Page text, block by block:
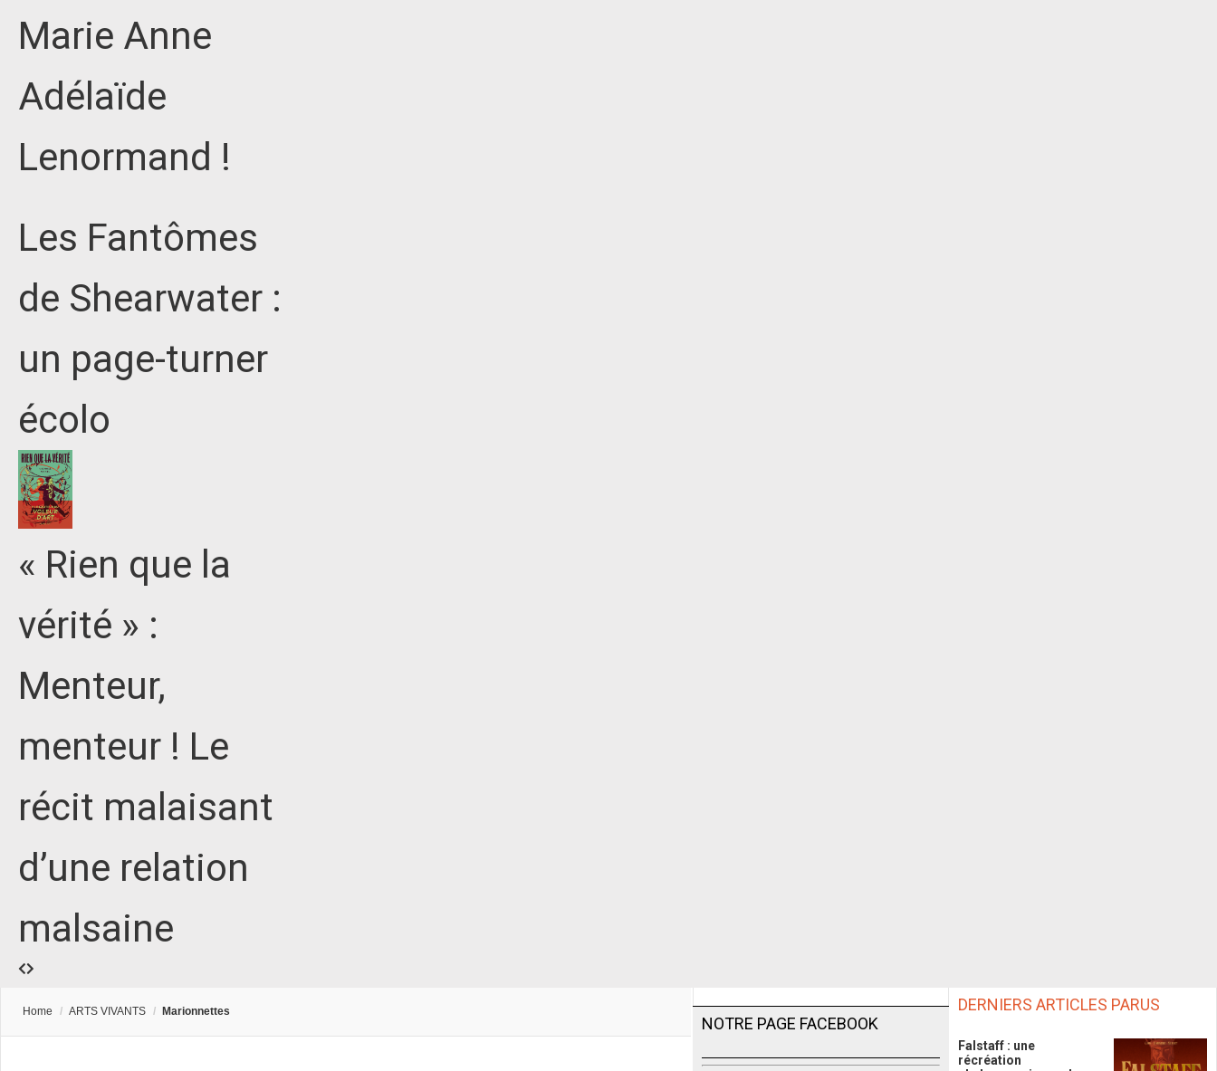
Marie Anne
Adélaïde
Lenormand !
Les Fantômes
de Shearwater :
un page-turner
écolo
« Rien que la
vérité » :
Menteur,
menteur ! Le
récit malaisant
d’une relation
malsaine
Home / ARTS VIVANTS / Marionnettes
NOTRE PAGE FACEBOOK
DERNIERS ARTICLES PARUS
Falstaff : une
récréation